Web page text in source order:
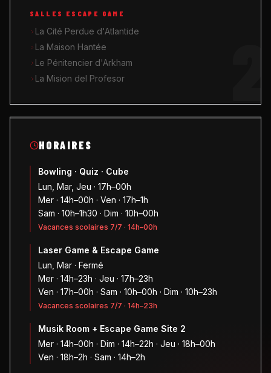
HORAIRES
Bowling · Quiz · Cube
Lun, Mar, Jeu · 17h–00h
Mer · 14h–00h · Ven · 17h–1h
Sam · 10h–1h30 · Dim · 10h–00h
Vacances scolaires 7/7 · 14h–00h
Laser Game & Escape Game
Lun, Mar · Fermé
Mer · 14h–23h · Jeu · 17h–23h
Ven · 17h–00h · Sam · 10h–00h · Dim · 10h–23h
Vacances scolaires 7/7 · 14h–23h
Musik Room + Escape Game Site 2
Mer · 14h–00h · Dim · 14h–22h · Jeu · 18h–00h
Ven · 18h–2h · Sam · 14h–2h
SALLES ESCAPE GAME
La Cité Perdue d'Atlantide
La Maison Hantée
Le Pénitencier d'Arkham
La Mision del Profesor